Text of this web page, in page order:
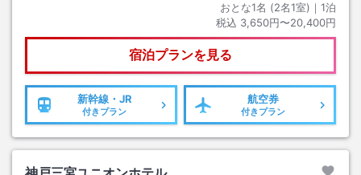
おとな1名 (2名1室)｜ 1泊
税込 3,650円〜20,400円
宿泊プランを見る
新幹線・JR
付きプラン
航空券
付きプラン